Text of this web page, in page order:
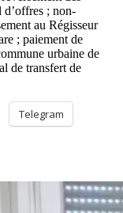
d’offres ; non-
au Régisseur
; paiement de
urbaine de
de transfert de
Telegram